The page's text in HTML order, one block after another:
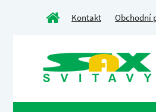
Kontakt Obchodní